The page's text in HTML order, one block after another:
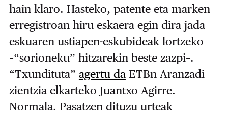
hain klaro. Hasteko, patente eta marken
erregistroan hiru eskaera egin dira jada
eskuaren ustiapen-eskubideak lortzeko
–“sorioneku” hitzarekin beste zazpi–.
“Txundituta” agertu daETBn Aranzadi
zientzia elkarteko Juantxo Agirre.
Normala. Pasatzen dituzu urteak